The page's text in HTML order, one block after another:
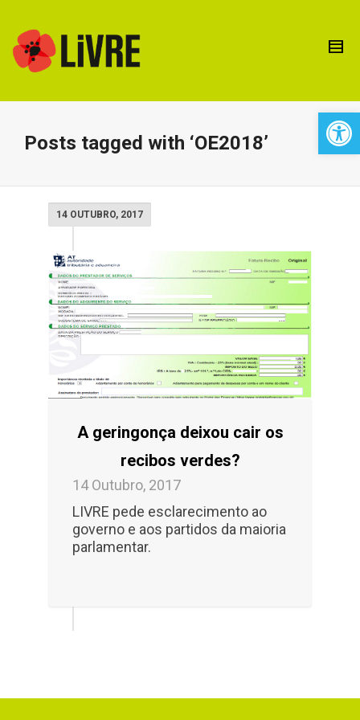
Posts tagged with ‘OE2018’
14 OUTUBRO, 2017
A geringonça deixou cair os
recibos verdes?
14 Outubro, 2017
LIVRE pede esclarecimento ao
governo e aos partidos da maioria
parlamentar.